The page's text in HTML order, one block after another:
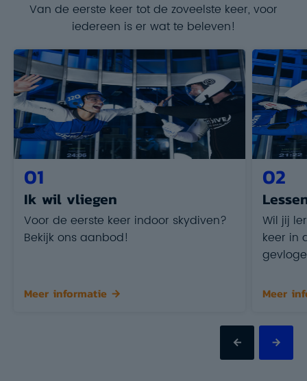
Van de eerste keer tot de zoveelste keer, voor
iedereen is er wat te beleven!
01
Ik wil vliegen
Voor de eerste keer indoor skydiven?
Bekijk ons aanbod!
Meer informatie
02
Wil jij
keer in
Meer